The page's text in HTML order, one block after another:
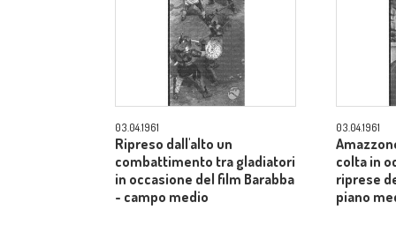
03.04.1961
Ripreso dall'alto un
combattimento tra gladiatori
in occasione del film Barabba
- campo medio
03.04.1961
colta in
riprese
piano